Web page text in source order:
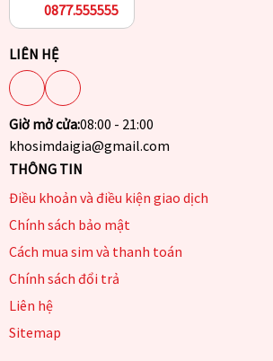
0877.555555
LIÊN HỆ
Giờ mở cửa:08:00 - 21:00
khosimdaigia@gmail.com
THÔNG TIN
Điều khoản và điều kiện giao dịch
Chính sách bảo mật
Cách mua sim và thanh toán
Chính sách đổi trả
Liên hệ
Sitemap